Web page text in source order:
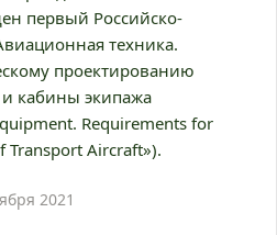
первый Российско-
техника.
проектированию
и кабины экипажа
Requirements for
Transport Aircraft»).
2021